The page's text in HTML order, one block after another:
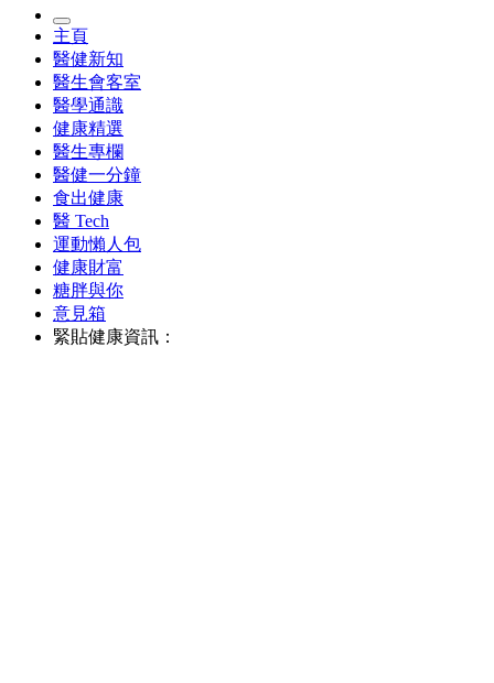
主頁
醫健新知
醫生會客室
醫學通識
健康精選
醫生專欄
醫健一分鐘
食出健康
醫 Tech
運動懶人包
健康財富
糖胖與你
意見箱
緊貼健康資訊：